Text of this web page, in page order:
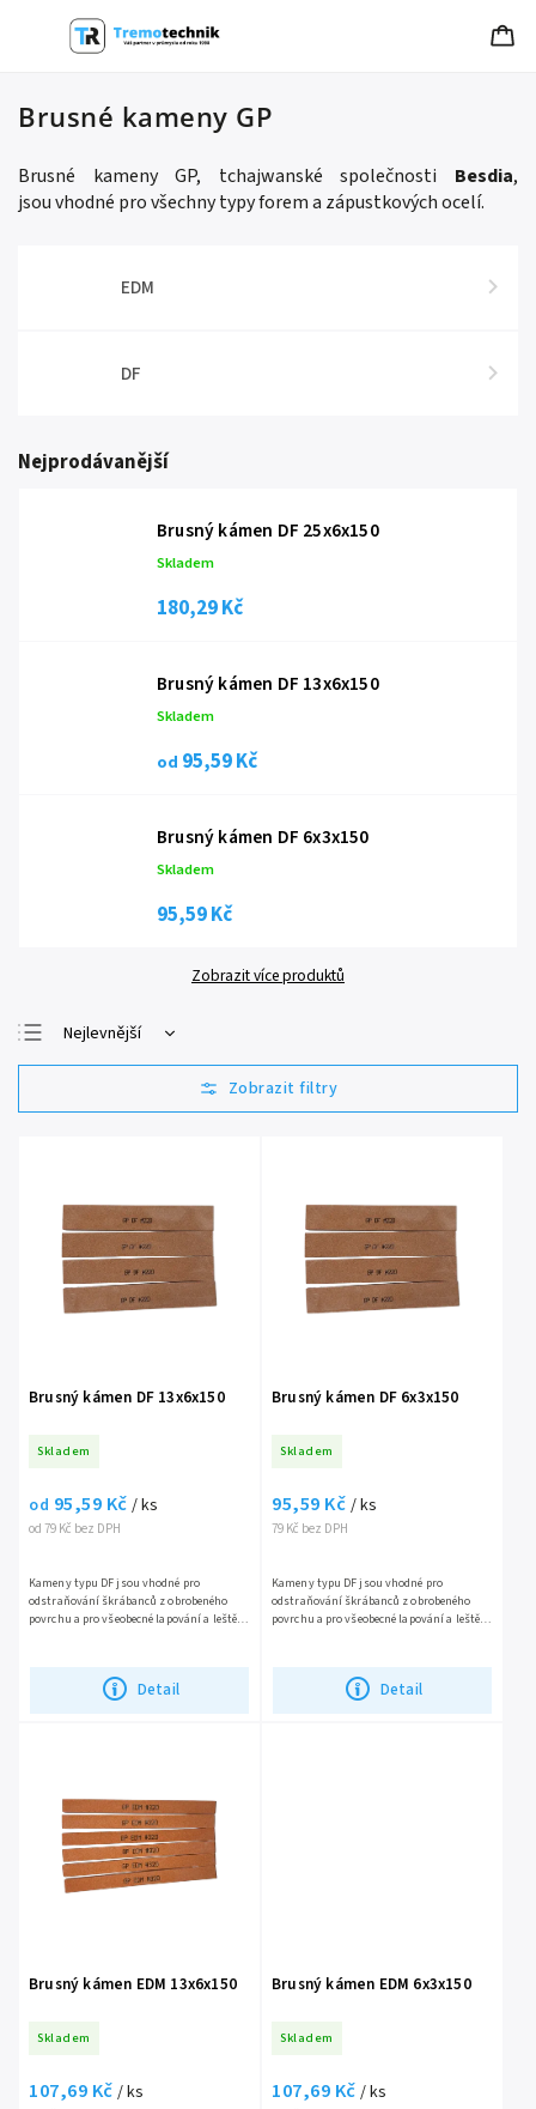
Brusné kameny GP
Brusné kameny GP, tchajwanské společnosti Besdia,
jsou vhodné pro všechny typy forem a zápustkových ocelí.
EDM
DF
Nejprodávanější
Brusný kámen DF 25x6x150
Skladem
180,29 Kč
Brusný kámen DF 13x6x150
Skladem
od 95,59 Kč
Brusný kámen DF 6x3x150
Skladem
95,59 Kč
Zobrazit více produktů
Nejdražší
Nejlevnější
Nejprodávanější
Brusný kámen DF 13x6x150
Skladem
od 79 Kč bez DPH
od 95,59 Kč / ks
Detail
Kameny typu DF jsou vhodné pro
odstraňování škrábanců z obrobeného
povrchu a pro všeobecné lapování a leštění
Brusný kámen DF 6x3x150
Skladem
79 Kč bez DPH
95,59 Kč / ks
Detail
Kameny typu DF jsou vhodné pro
odstraňování škrábanců z obrobeného
povrchu a pro všeobecné lapování a leštění
Brusný kámen EDM 13x6x150
Skladem
107,69 Kč / ks
Brusný kámen EDM 6x3x150
Skladem
107,69 Kč / ks